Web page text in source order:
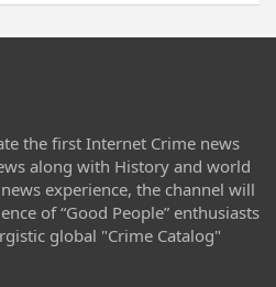
the first Internet Crime news
along with History and world
experience, the channel will
of “Good People” enthusiasts
global "Crime Catalog"